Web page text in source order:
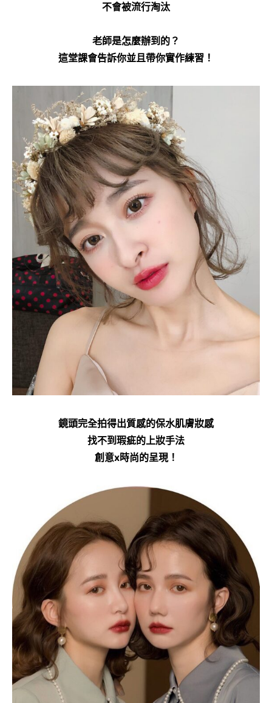
不會被流行淘汰
老師是怎麼辦到的？
這堂課會告訴你並且帶你實作練習！
鏡頭完全拍得出質感的保水肌膚妝感
找不到瑕疵的上妝手法
創意x時尚的呈現！